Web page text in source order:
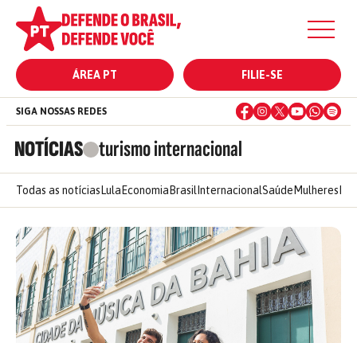
ÁREA PT FILIE-SE
NOTÍCIAS turismo internacional
SIGA NOSSAS REDES
Todas as notícias Lula Economia Brasil InternacionalSaúde Mulheres